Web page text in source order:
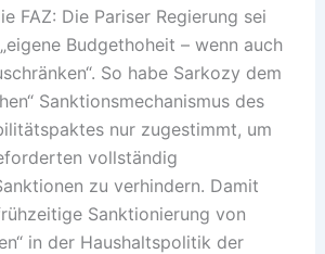
FAZ: Die Pariser Regierung sei
Budgethoheit – wenn auch
So habe Sarkozy dem
Sanktionsmechanismus des
nur zugestimmt, um
vollständig
zu verhindern. Damit
Sanktionierung von
in der Haushaltspolitik der